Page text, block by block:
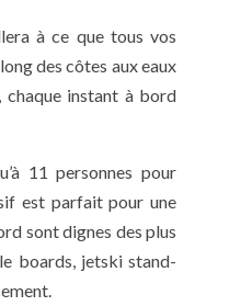
à ce que tous vos
des côtes aux eaux
chaque instant à bord
11 personnes pour
est parfait pour une
sont dignes des plus
boards, jetski stand-